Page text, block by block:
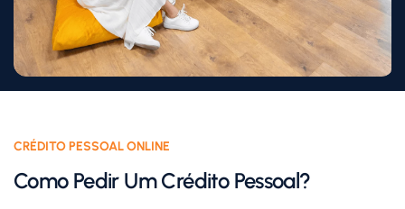
CRÉDITO PESSOAL ONLINE
Como Pedir Um Crédito Pessoal?